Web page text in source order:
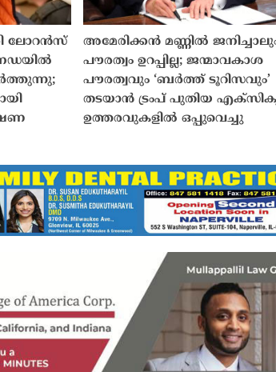
ലോറൻസ്
അമേരിക്കൻ മണ്ണിൽ
പൗരത്വം ഉറപ്പില്ല; ജന്മാവകാശ
പൗരത്വവും ‘ബർത്ത് ടൂറിസവും’
തടയാൻ ട്രംപ് പുതിയ
ഉത്തരവുകളിൽ ഒപ്പുവെച്ചു